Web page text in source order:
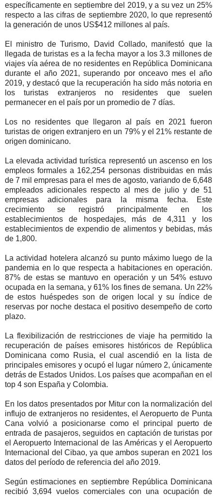
específicamente en septiembre del 2019, y a su vez un 25%
respecto a las cifras de septiembre 2020, lo que representó
la generación de unos US$412 millones al país.
El ministro de Turismo, David Collado, manifestó que la
llegada de turistas es a la fecha mayor a los 3.3 millones de
viajes vía aérea de no residentes en República Dominicana
durante el año 2021, superando por onceavo mes el año
2019, y destacó que la recuperación ha sido más notoria en
los turistas extranjeros no residentes que suelen
permanecer en el país por un promedio de 7 días.
Los no residentes que llegaron al país en 2021 fueron
turistas de origen extranjero en un 79% y el 21% restante de
origen dominicano.
La elevada actividad turística representó un ascenso en los
empleos formales a 162,254 personas distribuidas en más
de 7 mil empresas para el mes de agosto, variando de 6,648
empleados adicionales respecto al mes de julio y de 51
empresas adicionales para la misma fecha. Este
crecimiento se registró principalmente en los
establecimientos de hospedajes, más de 4,311 y los
establecimientos de expendio de alimentos y bebidas, más
de 1,800.
La actividad hotelera alcanzó su punto máximo luego de la
pandemia en lo que respecta a habitaciones en operación.
87% de estas se mantuvo en operación y un 54% estuvo
ocupada en la semana, y 61% los fines de semana. Un 22%
de estos huéspedes son de origen local y su índice de
reservas por noche destaca el positivo desempeño de corto
plazo.
La flexibilización de restricciones de viaje ha permitido la
recuperación de países emisores históricos de República
Dominicana como Rusia, el cual ascendió en la lista de
principales emisores y ocupó el lugar número 2, únicamente
detrás de Estados Unidos. Los países que acompañan en el
top 4 son España y Colombia.
En los datos presentados por Mitur con la normalización del
influjo de extranjeros no residentes, el Aeropuerto de Punta
Cana volvió a posicionarse como el principal puerto de
entrada de pasajeros, seguidos en captación de turistas por
el Aeropuerto Internacional de las Américas y el Aeropuerto
Internacional del Cibao, ya que ambos superan en 2021 los
datos del período de referencia del año 2019.
Según estimaciones en septiembre República Dominicana
recibió 3,694 vuelos comerciales con una ocupación de